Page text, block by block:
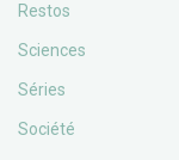
Restos
Sciences
Séries
Société